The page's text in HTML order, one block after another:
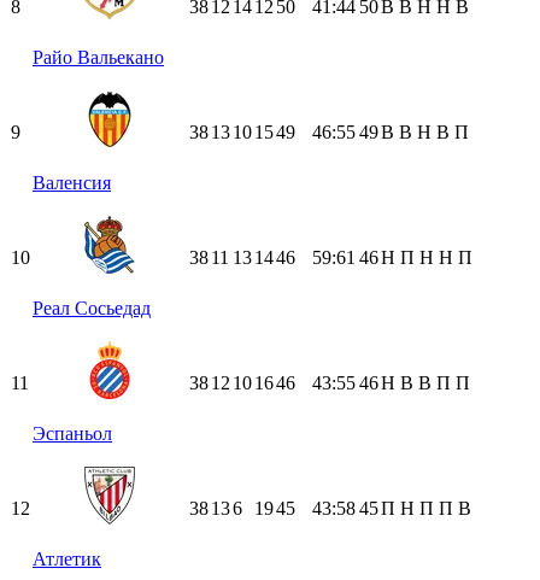
8
Райо Вальекано
3812 1412 50 41:44 50В В Н Н В
9
Валенсия
3813101549 46:5549В В Н В П
10
Реал Сосьедад
3811 131446 59:61 46Н П Н Н П
11
Эспаньол
3812 101646 43:5546Н В В П П
12
Атлетик
38136 1945 43:5845П Н П П В